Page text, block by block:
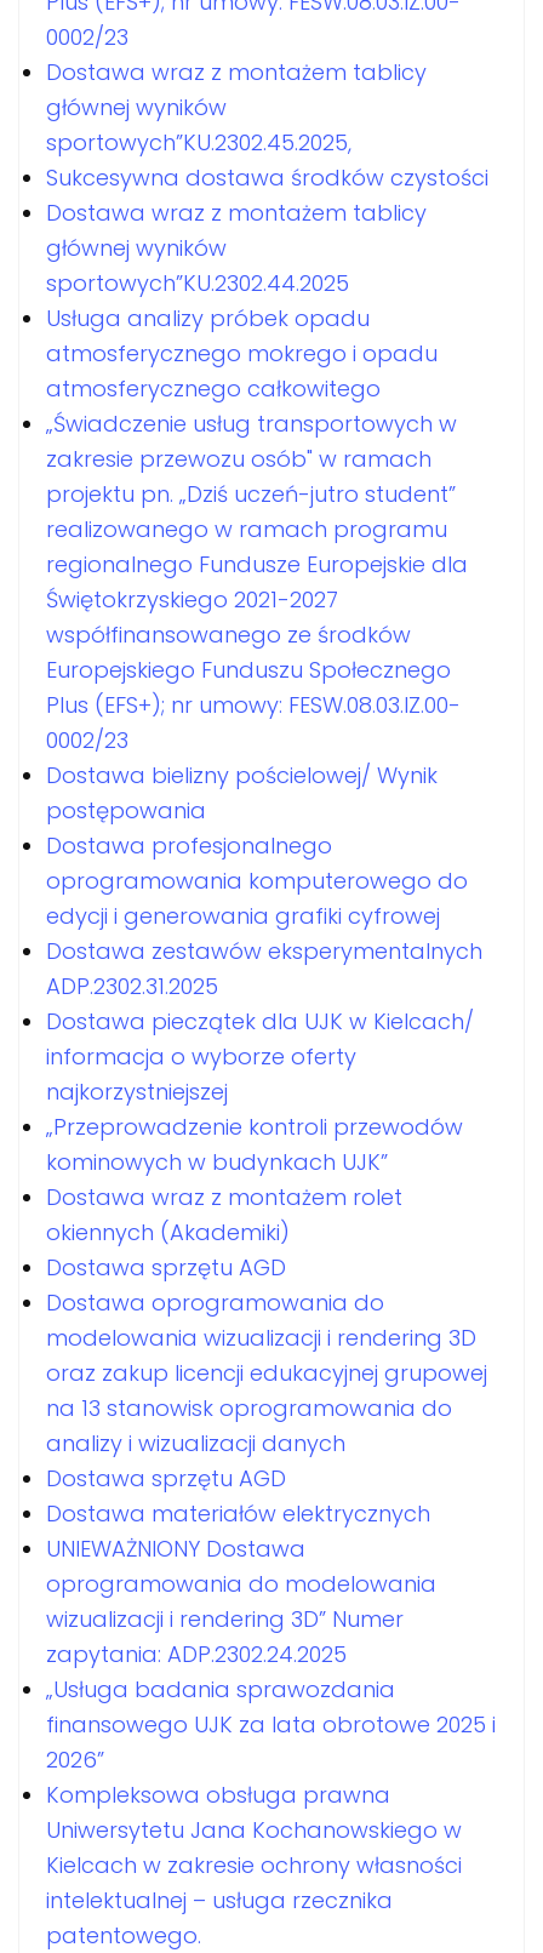
0002/23
Dostawa wraz z montażem tablicy
głównej wyników
sportowych”KU.2302.45.2025,
Sukcesywna dostawa środków czystości
Dostawa wraz z montażem tablicy
głównej wyników
sportowych”KU.2302.44.2025
Usługa analizy próbek opadu
atmosferycznego mokrego i opadu
atmosferycznego całkowitego
„Świadczenie usług transportowych w
zakresie przewozu osób" w ramach
projektu pn. „Dziś uczeń-jutro student”
realizowanego w ramach programu
regionalnego Fundusze Europejskie dla
Świętokrzyskiego 2021-2027
współfinansowanego ze środków
Europejskiego Funduszu Społecznego
Plus (EFS+); nr umowy: FESW.08.03.IZ.00-
0002/23
Dostawa bielizny pościelowej/ Wynik
postępowania
Dostawa profesjonalnego
oprogramowania komputerowego do
edycji i generowania grafiki cyfrowej
Dostawa zestawów eksperymentalnych
ADP.2302.31.2025
Dostawa pieczątek dla UJK w Kielcach/
informacja o wyborze oferty
najkorzystniejszej
„Przeprowadzenie kontroli przewodów
kominowych w budynkach UJK”
Dostawa wraz z montażem rolet
okiennych (Akademiki)
Dostawa sprzętu AGD
Dostawa oprogramowania do
modelowania wizualizacji i rendering 3D
oraz zakup licencji edukacyjnej grupowej
na 13 stanowisk oprogramowania do
analizy i wizualizacji danych
Dostawa sprzętu AGD
Dostawa materiałów elektrycznych
UNIEWAŻNIONY Dostawa
oprogramowania do modelowania
wizualizacji i rendering 3D” Numer
zapytania: ADP.2302.24.2025
„Usługa badania sprawozdania
finansowego UJK za lata obrotowe 2025 i
2026”
Kompleksowa obsługa prawna
Uniwersytetu Jana Kochanowskiego w
Kielcach w zakresie ochrony własności
intelektualnej – usługa rzecznika
patentowego.